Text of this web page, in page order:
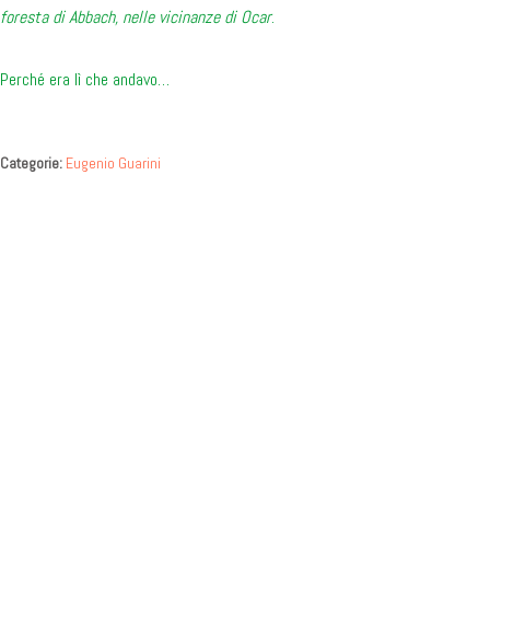
foresta di Abbach, nelle vicinanze di Ocar.
Perché era lì che andavo…
Categorie: Eugenio Guarini